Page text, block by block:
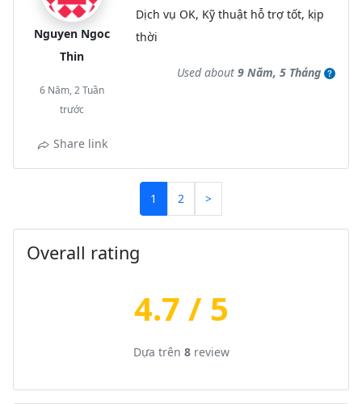
Nguyen Ngoc
Thin
6 Năm, 2 Tuần
trước
Share link
Dịch vụ OK, Kỹ thuật hỗ trợ tốt, kịp
thời
Used about 9 Năm, 5 Tháng
1 2 >
Overall rating
4.7 / 5
Dựa trên 8review